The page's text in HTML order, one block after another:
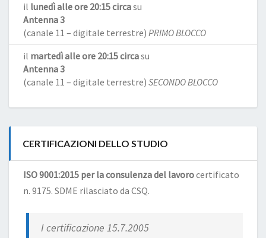
il lunedì alle ore 20:15 circasu
Antenna 3
(canale 11 – digitale terrestre) PRIMO BLOCCO
il martedì alle ore 20:15 circasu
Antenna 3
(canale 11 – digitale terrestre) SECONDO BLOCCO
CERTIFICAZIONI DELLO STUDIO
ISO 9001:2015 per la consulenza del lavorocertificato
n. 9175. SDME rilasciato da CSQ.
I certificazione 15.7.2005